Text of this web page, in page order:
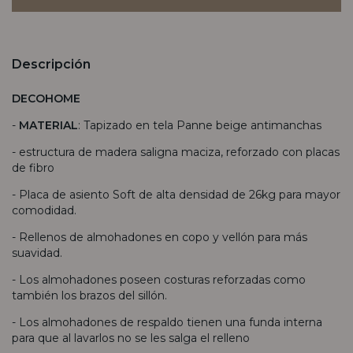
Descripción
DECOHOME
- MATERIAL: Tapizado en tela Panne beige antimanchas
- estructura de madera saligna maciza, reforzado con placas
de fibro
- Placa de asiento Soft de alta densidad de 26kg para mayor
comodidad.
- Rellenos de almohadones en copo y vellón para más
suavidad.
- Los almohadones poseen costuras reforzadas como
también los brazos del sillón.
- Los almohadones de respaldo tienen una funda interna
para que al lavarlos no se les salga el relleno